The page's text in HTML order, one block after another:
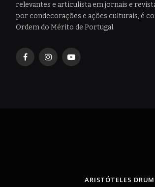
relevantes e articulista em jornais e
por condecorações e ações culturais, é
Ordem do Mérito de Portugal.
FacebookInstagramYouTube
ARISTÓTELES